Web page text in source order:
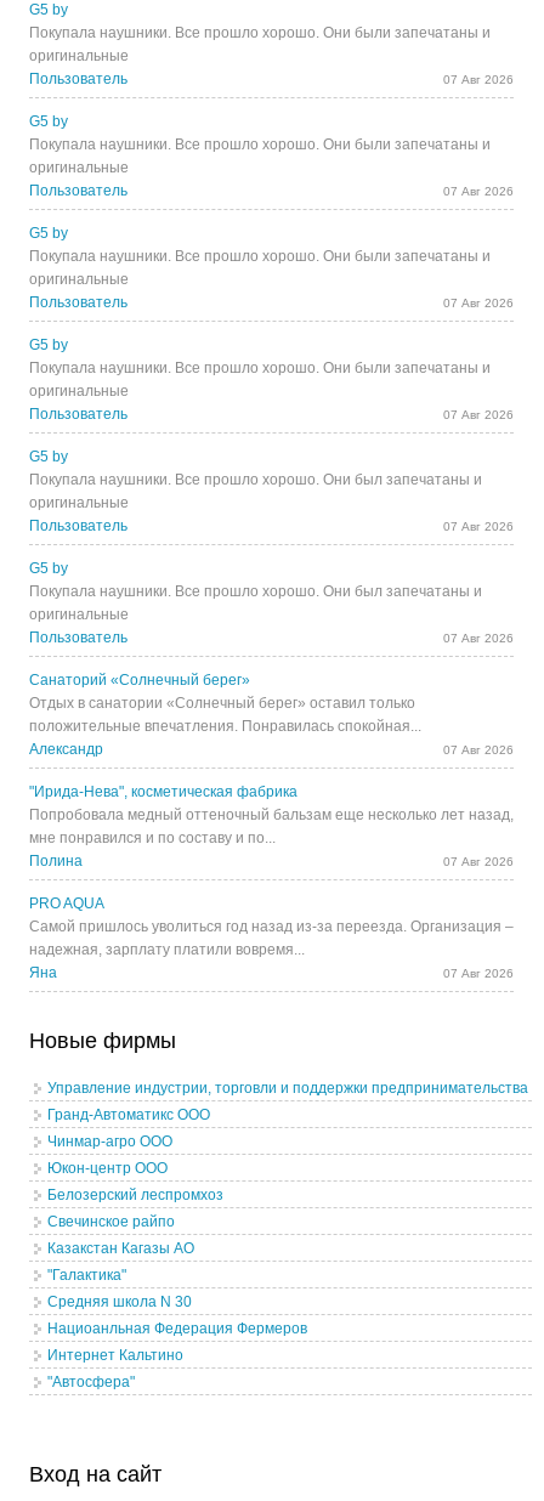
G5 by
Покупала наушники. Все прошло хорошо. Они были запечатаны и
оригинальные
Пользователь
07 Авг 2026
G5 by
Покупала наушники. Все прошло хорошо. Они были запечатаны и
оригинальные
Пользователь
07 Авг 2026
G5 by
Покупала наушники. Все прошло хорошо. Они были запечатаны и
оригинальные
Пользователь
07 Авг 2026
G5 by
Покупала наушники. Все прошло хорошо. Они были запечатаны и
оригинальные
Пользователь
07 Авг 2026
G5 by
Покупала наушники. Все прошло хорошо. Они был запечатаны и
оригинальные
Пользователь
07 Авг 2026
G5 by
Покупала наушники. Все прошло хорошо. Они был запечатаны и
оригинальные
Пользователь
07 Авг 2026
Санаторий «Солнечный берег»
Отдых в санатории «Солнечный берег» оставил только
положительные впечатления. Понравилась спокойная...
Александр
07 Авг 2026
"Ирида-Нева", косметическая фабрика
Попробовала медный оттеночный бальзам еще несколько лет назад,
мне понравился и по составу и по...
Полина
07 Авг 2026
PRO AQUA
Самой пришлось уволиться год назад из-за переезда. Организация –
надежная, зарплату платили вовремя...
Яна
07 Авг 2026
Новые фирмы
Управление индустрии, торговли и поддержки предпринимательства
Гранд-Автоматикс ООО
Чинмар-агро ООО
Юкон-центр ООО
Белозерский леспромхоз
Свечинское райпо
Казакстан Кагазы АО
"Галактика"
Средняя школа N 30
Нациоанльная Федерация Фермеров
Интернет Кальтино
"Автосфера"
Вход на сайт